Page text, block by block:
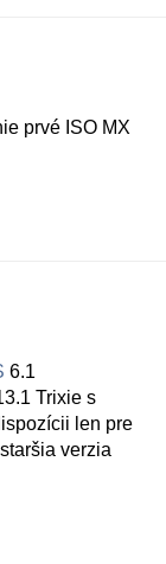
prvé ISO MX
6.1
Trixie s
len pre
verzia